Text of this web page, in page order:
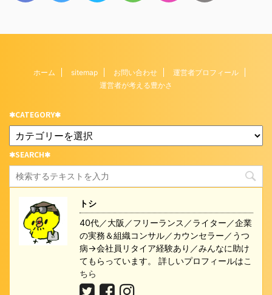
ホーム sitemap お問い合わせ
運営者プロフィール
運営者が考える豊かさ
✱CATEGORY✱
✱SEARCH✱
トシ
40代／大阪／フリーランス／ライター／企業
の実務＆組織コンサル／カウンセラー／うつ
病→会社員リタイア経験あり／みんなに助け
てもらっています。 詳しいプロフィールはこ
ちら